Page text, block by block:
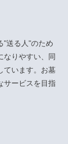
"送る人"のため
なりやすい、同
ています。お墓
サービスを目指